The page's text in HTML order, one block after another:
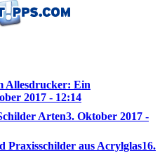
Allesdrucker: Ein
2017 - 12:14
Arten3. Oktober 2017 -
Praxisschilder aus Acrylglas16.